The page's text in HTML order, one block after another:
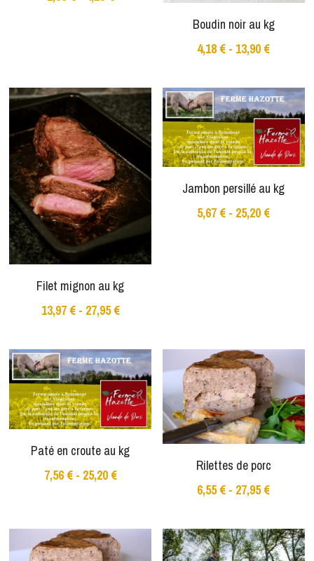
Boudin noir au kg
4,18 € - 13,90 €
Filet mignon au kg
13,97 € - 27,95 €
Jambon persillé au kg
5,67 € - 25,20 €
Paté en croute au kg
7,56 € - 25,20 €
Rilettes de porc
6,55 € - 27,95 €